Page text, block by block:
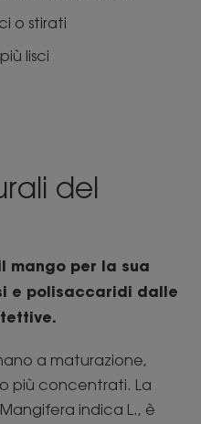
o stirati
lisci
del
mango per la sua
e polisaccaridi dalle
a maturazione,
più concentrati. La
indica L., è